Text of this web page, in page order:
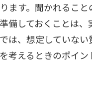
ます。聞かれること
備しておくことは、
は、想定していな
考えるときのポイ